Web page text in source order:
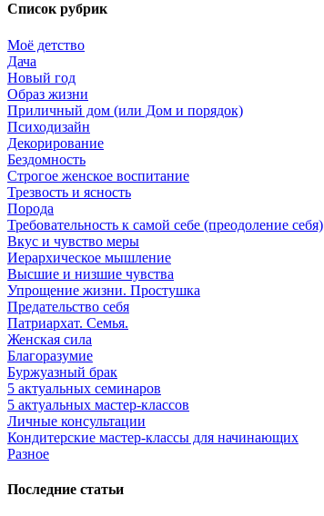
Список рубрик
Моё детство
Дача
Новый год
Образ жизни
Приличный дом (или Дом и порядок)
Психодизайн
Декорирование
Бездомность
Строгое женское воспитание
Трезвость и ясность
Порода
Требовательность к самой себе (преодоление себя)
Вкус и чувство меры
Иерархическое мышление
Высшие и низшие чувства
Упрощение жизни. Простушка
Предательство себя
Патриархат. Семья.
Женская сила
Благоразумие
Буржуазный брак
5 актуальных семинаров
5 актуальных мастер-классов
Личные консультации
Кондитерские мастер-классы для начинающих
Разное
Последние статьи